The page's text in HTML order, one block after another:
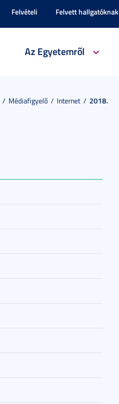
Felvételi Felvett hallgatóknak
Az Egyetemről
Médiafigyelő Internet 2018.